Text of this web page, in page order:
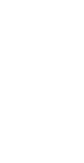
עמוקות העוסקות
תמונות גולמיות
חד-עינית. הרשתות